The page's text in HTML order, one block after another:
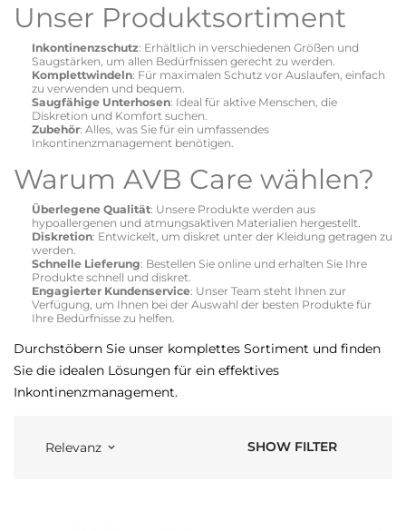
Unser Produktsortiment
Inkontinenzschutz: Erhältlich in verschiedenen Größen und
Saugstärken, um allen Bedürfnissen gerecht zu werden.
Komplettwindeln: Für maximalen Schutz vor Auslaufen, einfach
zu verwenden und bequem.
Saugfähige Unterhosen: Ideal für aktive Menschen, die
Diskretion und Komfort suchen.
Zubehör: Alles, was Sie für ein umfassendes
Inkontinenzmanagement benötigen.
Warum AVB Care wählen?
Überlegene Qualität: Unsere Produkte werden aus
hypoallergenen und atmungsaktiven Materialien hergestellt.
Diskretion: Entwickelt, um diskret unter der Kleidung getragen zu
werden.
Schnelle Lieferung: Bestellen Sie online und erhalten Sie Ihre
Produkte schnell und diskret.
Engagierter Kundenservice: Unser Team steht Ihnen zur
Verfügung, um Ihnen bei der Auswahl der besten Produkte für
Ihre Bedürfnisse zu helfen.
Durchstöbern Sie unser komplettes Sortiment und finden
Sie die idealen Lösungen für ein effektives
Inkontinenzmanagement.
Relevanz keyboard_arrow_down SHOW FILTER